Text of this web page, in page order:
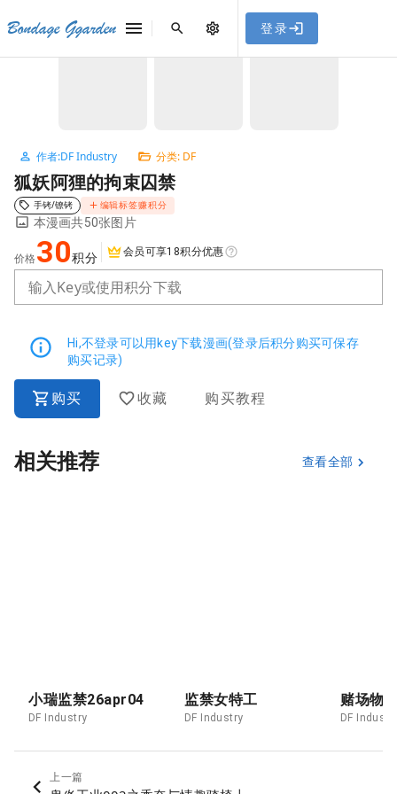
，使用遇到
问题请联系客服。
Bondage Ggarden 登录
首页 / DF / 狐妖阿狸的拘束囚禁
作者:DF Industry 分类: DF
狐妖阿狸的拘束囚禁
手铐/镣铐 编辑标签赚积分
本漫画共50张图片
价格 30积分 会员可享18积分优惠
输入Key或使用积分下载
Hi,不登录可以用key下载漫画(登录后积分购买可保存
购买记录)
购买 收藏 购买教程
相关推荐 查看全部
小瑞监禁26apr04
DF Industry
监禁女特工
DF Industry
赌场物
DF
上一篇